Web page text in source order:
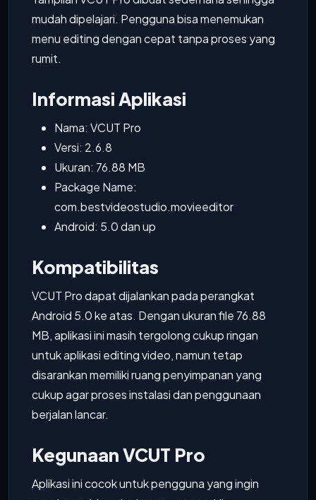
mudah dipelajari. Pengguna bisa menemukan
menu editing dengan cepat tanpa proses yang
rumit.
Informasi Aplikasi
Nama: VCUT Pro
Versi: 2.6.8
Ukuran: 76.88 MB
Package Name:
com.bestvideostudio.movieeditor
Android: 5.0 dan up
Kompatibilitas
VCUT Pro dapat dijalankan pada perangkat
Android 5.0 ke atas. Dengan ukuran file 76.88
MB, aplikasi ini masih tergolong cukup ringan
untuk aplikasi editing video, namun tetap
disarankan memiliki ruang penyimpanan yang
cukup agar proses instalasi dan penggunaan
berjalan lancar.
Kegunaan VCUT Pro
Aplikasi ini cocok untuk pengguna yang ingin